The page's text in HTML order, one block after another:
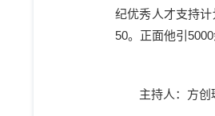
纪优秀人才支持
50。正面他引 5000
主持人：方创